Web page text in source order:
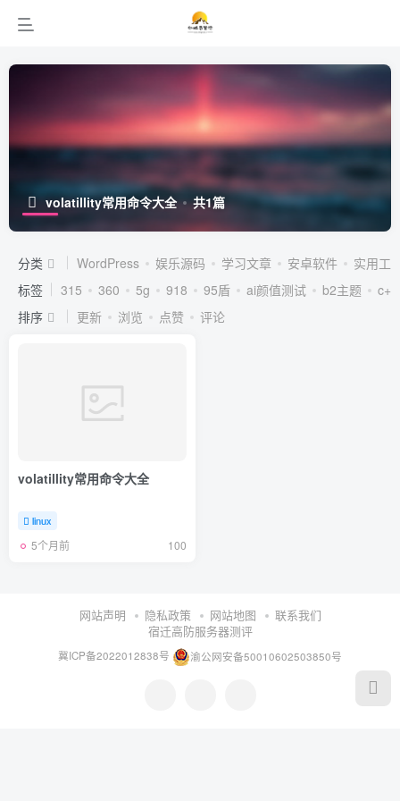
volatillity常用命令大全 共1篇
分类 WordPress 娱乐源码 学习文章 安卓软件
实用工
标签
315 360 5g 918 95盾 ai颜值测试 b2主题
c++
排序
更新 浏览 点赞 评论
volatillity常用命令大全
linux
5个月前 100
网站声明 隐私政策 网站地图
联系我们
宿迁高防服务器测评
冀ICP备2022012838号 渝公网安备50010602503850号